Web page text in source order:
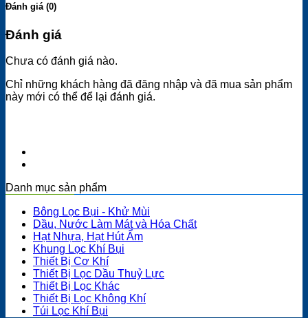
Đánh giá (0)
Đánh giá
Chưa có đánh giá nào.
Chỉ những khách hàng đã đăng nhập và đã mua sản phẩm
này mới có thể để lại đánh giá.
Danh mục sản phẩm
Bông Lọc Bụi - Khử Mùi
Dầu, Nước Làm Mát và Hóa Chất
Hạt Nhựa, Hạt Hút Ẩm
Khung Lọc Khí Bụi
Thiết Bị Cơ Khí
Thiết Bị Lọc Dầu Thuỷ Lực
Thiết Bị Lọc Khác
Thiết Bị Lọc Không Khí
Túi Lọc Khí Bụi